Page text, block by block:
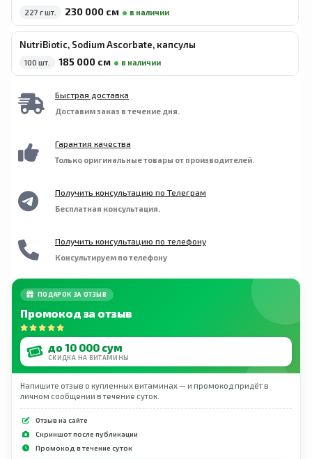
227 г шт. 230 000 сӯм в наличии
NutriBiotic, Sodium Ascorbate, капсулы
100 шт. 185 000 сӯм в наличии
Быстрая доставка
Доставим заказ в течение дня.
Гарантия качества
Только оригинальные товары от производителей.
Получить консультацию по Телеграм
Бесплатная консультация.
Получить консультацию по телефону
Консультируем по телефону
ПОДАРОК ЗА ОТЗЫВ
Промокод за отзыв
до 10 000 сум
СКИДКА НА ВИТАМИНЫ
Напишите отзыв о купленных витаминах — и промокод придёт в
личном сообщении в течение суток.
Отзыв на сайте
Скриншот после публикации
Промокод в течение суток